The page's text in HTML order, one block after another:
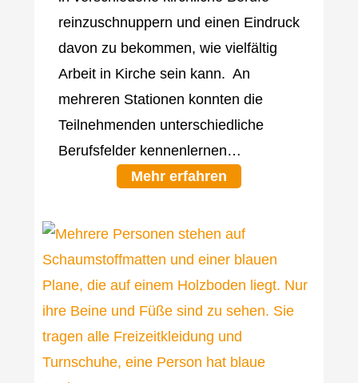
reinzuschnuppern und einen Eindruck
davon zu bekommen, wie vielfältig
Arbeit in Kirche sein kann. An
mehreren Stationen konnten die
Teilnehmenden unterschiedliche
Berufsfelder kennenlernen…
Mehr erfahren